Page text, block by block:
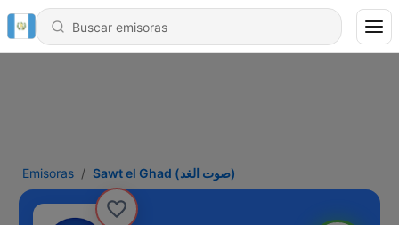
Emisoras Sawt el Ghad (صوت الغد)